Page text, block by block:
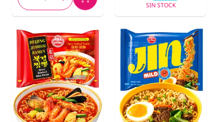
SIN STOCK